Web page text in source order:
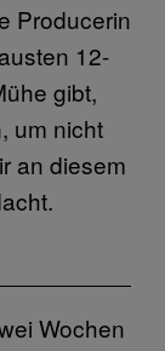
Producerin
12-
gibt,
um nicht
an diesem
Wochen